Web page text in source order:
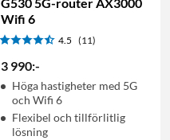
Wifi 6
4.5 (11)
3 990:-
Höga hastigheter med 5G
och Wifi 6
Flexibel och tillförlitlig
lösning